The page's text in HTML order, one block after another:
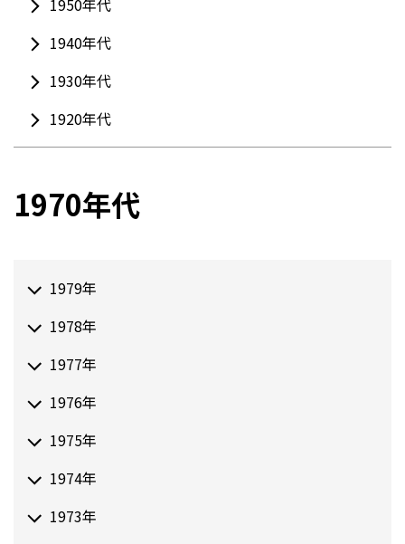
1950年代
1940年代
1930年代
1920年代
1970年代
1979年
1978年
1977年
1976年
1975年
1974年
1973年